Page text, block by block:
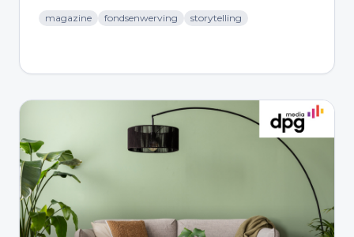
magazine fondsenwerving storytelling